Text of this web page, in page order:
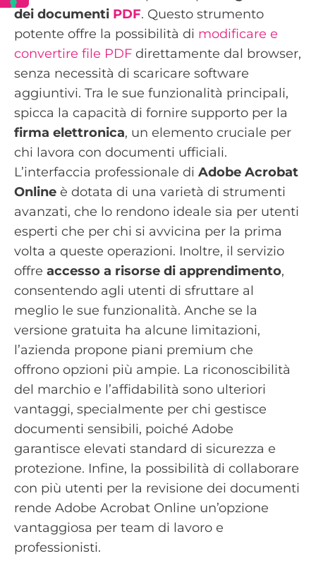
dei documenti PDF. Questo strumento
potente offre la possibilità di modificare e
convertire file PDF direttamente dal browser,
senza necessità di scaricare software
aggiuntivi. Tra le sue funzionalità principali,
spicca la capacità di fornire supporto per la
firma elettronica, un elemento cruciale per
chi lavora con documenti ufficiali.
L’interfaccia professionale di Adobe Acrobat
Online è dotata di una varietà di strumenti
avanzati, che lo rendono ideale sia per utenti
esperti che per chi si avvicina per la prima
volta a queste operazioni. Inoltre, il servizio
offre accesso a risorse di apprendimento,
consentendo agli utenti di sfruttare al
meglio le sue funzionalità. Anche se la
versione gratuita ha alcune limitazioni,
l’azienda propone piani premium che
offrono opzioni più ampie. La riconoscibilità
del marchio e l’affidabilità sono ulteriori
vantaggi, specialmente per chi gestisce
documenti sensibili, poiché Adobe
garantisce elevati standard di sicurezza e
protezione. Infine, la possibilità di collaborare
con più utenti per la revisione dei documenti
rende Adobe Acrobat Online un’opzione
vantaggiosa per team di lavoro e
professionisti.